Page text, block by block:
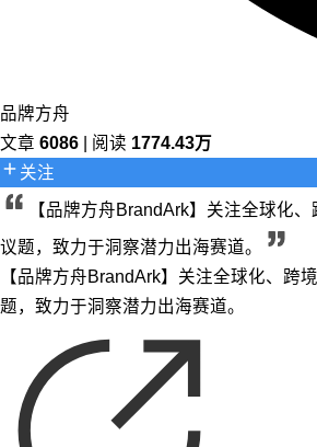
品牌方舟
文章 6086 | 阅读 1774.43万
关注
【品牌方舟BrandArk】关注全球化
议题，致力于洞察潜力出海赛道。
【品牌方舟BrandArk】关注全球化、跨
题，致力于洞察潜力出海赛道。